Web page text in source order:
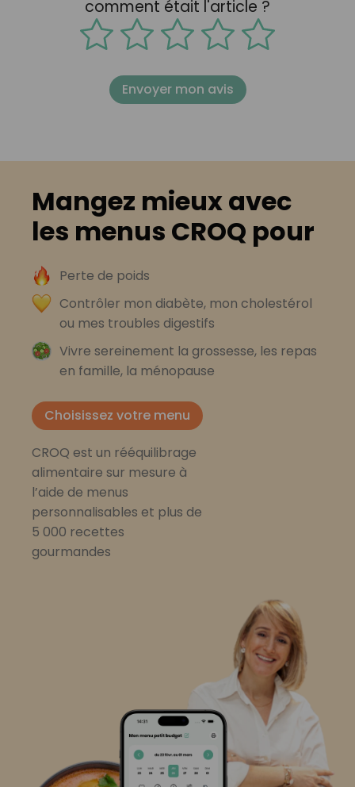
comment était l'article ?
Envoyer mon avis
Mangez mieux avec
les menus CROQ pour
Perte de poids
Contrôler mon diabète, mon cholestérol
ou mes troubles digestifs
Vivre sereinement la grossesse, les repas
en famille, la ménopause
Choisissez votre menu
CROQ est un rééquilibrage
alimentaire sur mesure à
l’aide de menus
personnalisables et plus de
5 000 recettes
gourmandes